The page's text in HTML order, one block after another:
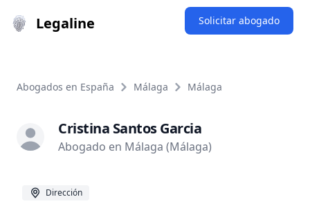
Legaline Solicitar abogado
Abogados en España Málaga Málaga
Cristina Santos Garcia
Abogado en Málaga (Málaga)
Dirección